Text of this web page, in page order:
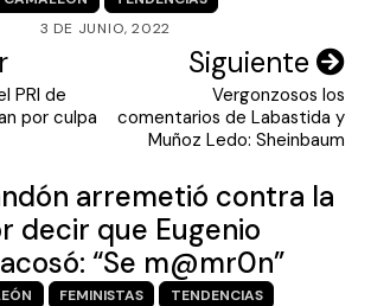
3 DE JUNIO, 2022
PRI de
por culpa
Siguiente
Vergonzosos los
comentarios de Labastida y
Muñoz Ledo: Sheinbaum
arremetió contra la
decir que Eugenio
“Se m@mr0n”
FEMINISTAS
TENDENCIAS